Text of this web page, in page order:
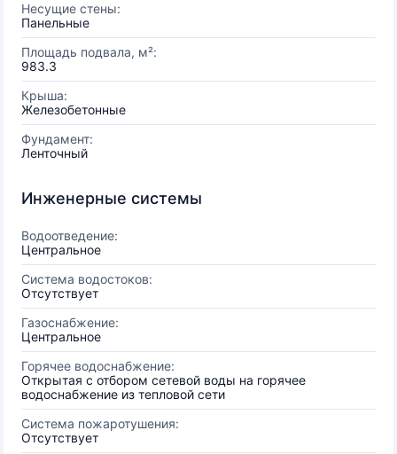
Несущие стены:
Панельные
Площадь подвала, м²:
983.3
Крыша:
Железобетонные
Фундамент:
Ленточный
Инженерные системы
Водоотведение:
Центральное
Система водостоков:
Отсутствует
Газоснабжение:
Центральное
Горячее водоснабжение:
Открытая с отбором сетевой воды на горячее
водоснабжение из тепловой сети
Система пожаротушения:
Отсутствует